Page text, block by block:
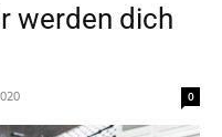
werden dich
0